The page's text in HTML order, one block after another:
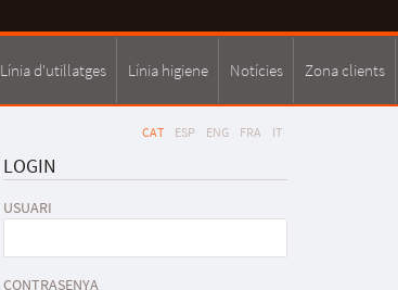
Línia d'utillatges Línia higiene Notícies Zona clients
CAT ESP ENG FRA IT
LOGIN
USUARI
CONTRASENYA